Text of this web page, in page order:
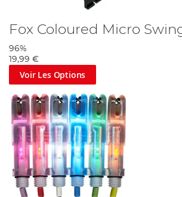
Fox Coloured Micro
96%
19,99 €
Voir Les Options